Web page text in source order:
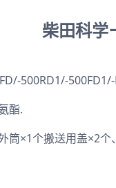
柴田科学
500RD1/-
酯.
筒×1个搬送用盖×2